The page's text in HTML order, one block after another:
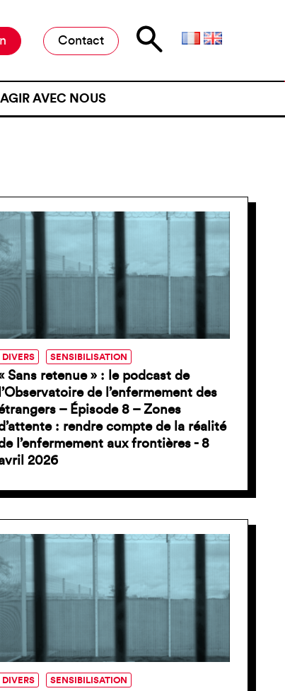
À UNE
AGIR AVEC NOUS
Contact
DIVERS SENSIBILISATION
Sans retenue » : le podcast de
l’Observatoire de l’enfermement des
– Épisode 8 – Zones
: rendre compte de la réalité
l’enfermement aux frontières - 8
2026
DIVERS SENSIBILISATION